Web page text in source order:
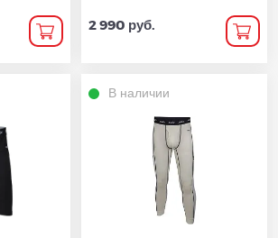
2 990 руб.
В наличии